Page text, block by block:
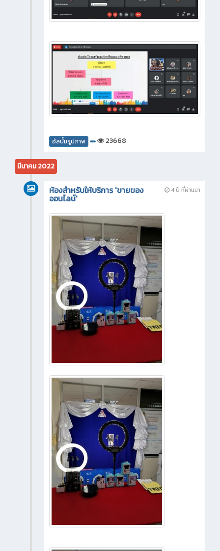
อัลบั้มรูปภาพ 23668
มีนาคม 2022
4 ปี ที่ผ่านมา
ห้องสำหรับให้บริการ 'ขายของ
ออนไลน์'